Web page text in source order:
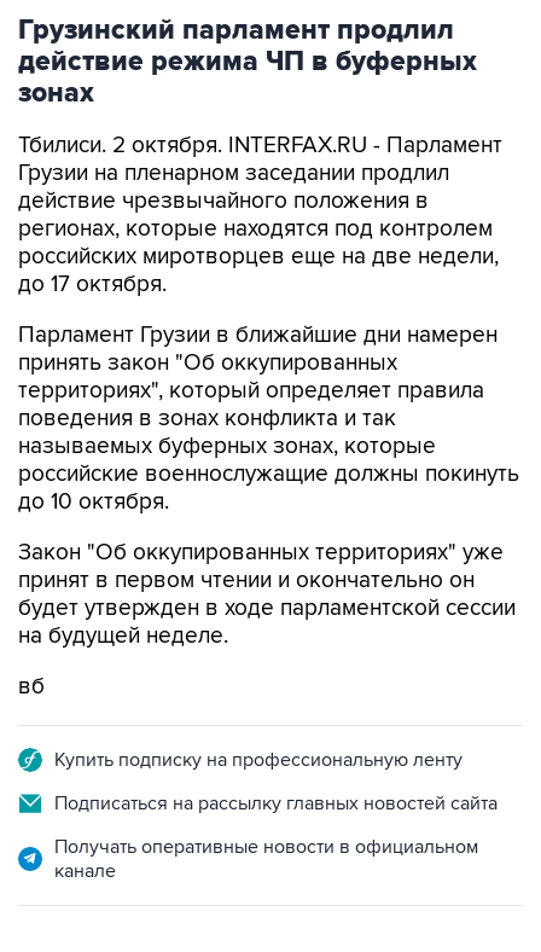
Грузинский парламент продлил
действие режима ЧП в буферных
зонах
Тбилиси. 2 октября. INTERFAX.RU - Парламент
Грузии на пленарном заседании продлил
действие чрезвычайного положения в
регионах, которые находятся под контролем
российских миротворцев еще на две недели,
до 17 октября.
Парламент Грузии в ближайшие дни намерен
принять закон "Об оккупированных
территориях", который определяет правила
поведения в зонах конфликта и так
называемых буферных зонах, которые
российские военнослужащие должны покинуть
до 10 октября.
Закон "Об оккупированных территориях" уже
принят в первом чтении и окончательно он
будет утвержден в ходе парламентской сессии
на будущей неделе.
вб
Купить подписку на профессиональную ленту
Подписаться на рассылку главных новостей сайта
Получать оперативные новости в официальном
канале